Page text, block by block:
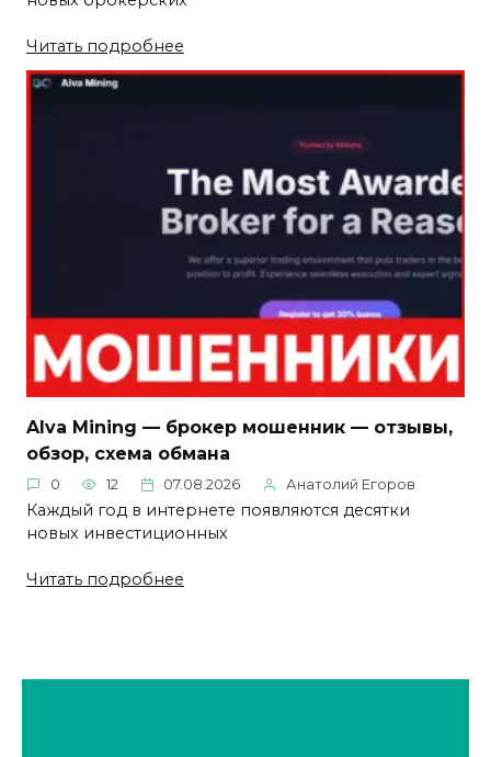
Читать подробнее
Alva Mining — брокер мошенник — отзывы,
обзор, схема обмана
0 12 07.08.2026 Анатолий Егоров
Каждый год в интернете появляются десятки
новых инвестиционных
Читать подробнее